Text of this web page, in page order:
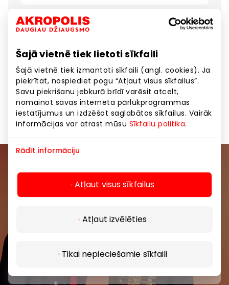
Šajā vietnē tiek lietoti sīkfaili
Šajā vietnē tiek izmantoti sīkfaili (angl. cookies). Ja
piekrītat, nospiediet pogu “Atļaut visus sīkfailus”.
Savu piekrišanu jebkurā brīdī varēsit atcelt,
nomainot savas interneta pārlūkprogrammas
iestatījumus un izdzēšot saglabātos sīkfailus. Vairāk
informācijas var atrast mūsu Sīkfailu politika.
Rādīt informāciju
Atļaut visus sīkfailus
Atļaut izvēlēties
Tikai nepieciešamie sīkfaili
Mēs nodrošinām bezmaksas briļļu apkopes
“Fielmann” kolekcijas rāmjiem, ieskaitot bērnu. Visas
Fielmann kolekcijas brilles tiek pārbaudītas
"Fielmann" laboratorijā Vācijā un atbilst EN ISO 12870
prasībām. Tās ir izturīgas pret koroziju, viegli
lietojamas un nesatur niķeli.
Pievienojieties mūsu kopienai
Uzzini pirmais par labākajiem piedāvājumiem,
izklaides centros “AKROPOLE Alfa” un “AKROPOLE